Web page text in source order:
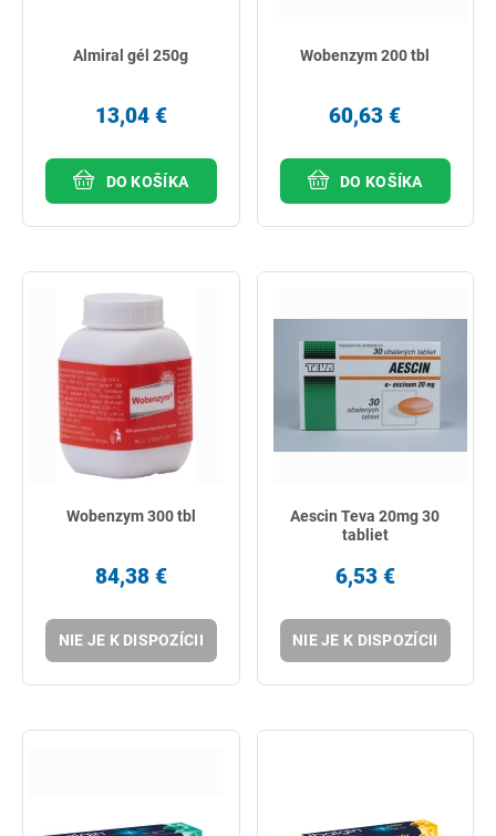
Almiral gél 250g
13,04 €
DO KOŠÍKA
Wobenzym 200 tbl
60,63 €
DO KOŠÍKA
Wobenzym 300 tbl
84,38 €
NIE JE K DISPOZÍCII
Aescin Teva 20mg 30
tabliet
6,53 €
NIE JE K DISPOZÍCII